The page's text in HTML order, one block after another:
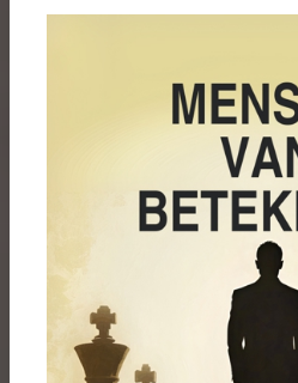
van KMO-insider en
Club en De Nacht
daarnaast is hij ook
bijzondere boeken.
u kennis laten maken.